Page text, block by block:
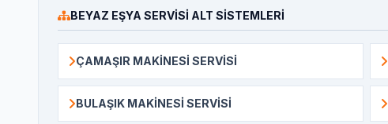
BEYAZ EŞYA SERVISI ALT SISTEMLERI
ÇAMAŞIR MAKINESI SERVISI
BULAŞIK MAKINESI SERVISI